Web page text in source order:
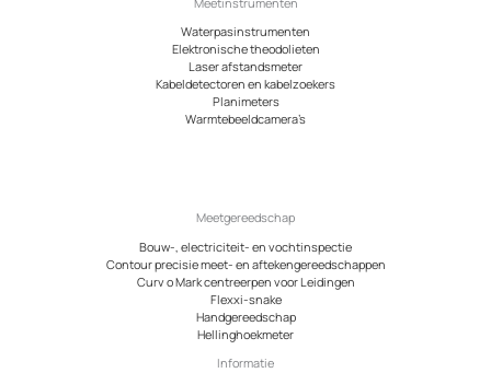
Waterpasinstrumenten
Elektronische theodolieten
Laser afstandsmeter
Kabeldetectoren en kabelzoekers
Planimeters
Warmtebeeldcamera’s
Meetgereedschap
Bouw-, electriciteit- en vochtinspectie
Contour precisie meet- en aftekengereedschappen
Curv o Mark centreerpen voor Leidingen
Flexxi-snake
Handgereedschap
Hellinghoekmeter
Informatie